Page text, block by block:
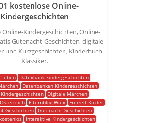
kostenlose Online-
Kindergeschichten
Online-Kindergeschichten, Online-
Gutenacht-Geschichten, digitale
und Kurzgeschichten, Kinderbuch-
Klassiker.
Leben
Datenbank Kindergeschichten
Datenbanken Kindergeschichten
Digitale Märchen
Elternblog Wien
Freizeit Kinder
Geschichten
Gutenacht Geschichten
Interaktive Kindergeschichten